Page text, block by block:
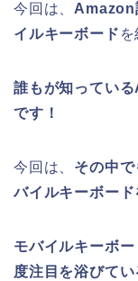
今回は、 Amazon
イルキーボード
誰もが知ってい
です！
今回は、 その中
バイルキーボード
モバイルキーボ
度注目を浴びてい